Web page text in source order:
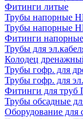
Фитинги литые
Трубы напорные
Трубы напорные
Фитинги
Трубы для
Колодец
Трубы гофр. для
Трубы гофр. для
Фитинги для
Трубы обсадные
Оборудование для